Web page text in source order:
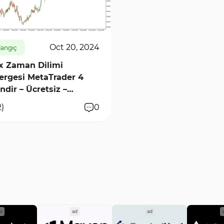
11558 1
Oct 20, 2024
Zaman Dilimi
MetaTrader 4
– Ücretsiz –
Finder]
) 0
ad ad